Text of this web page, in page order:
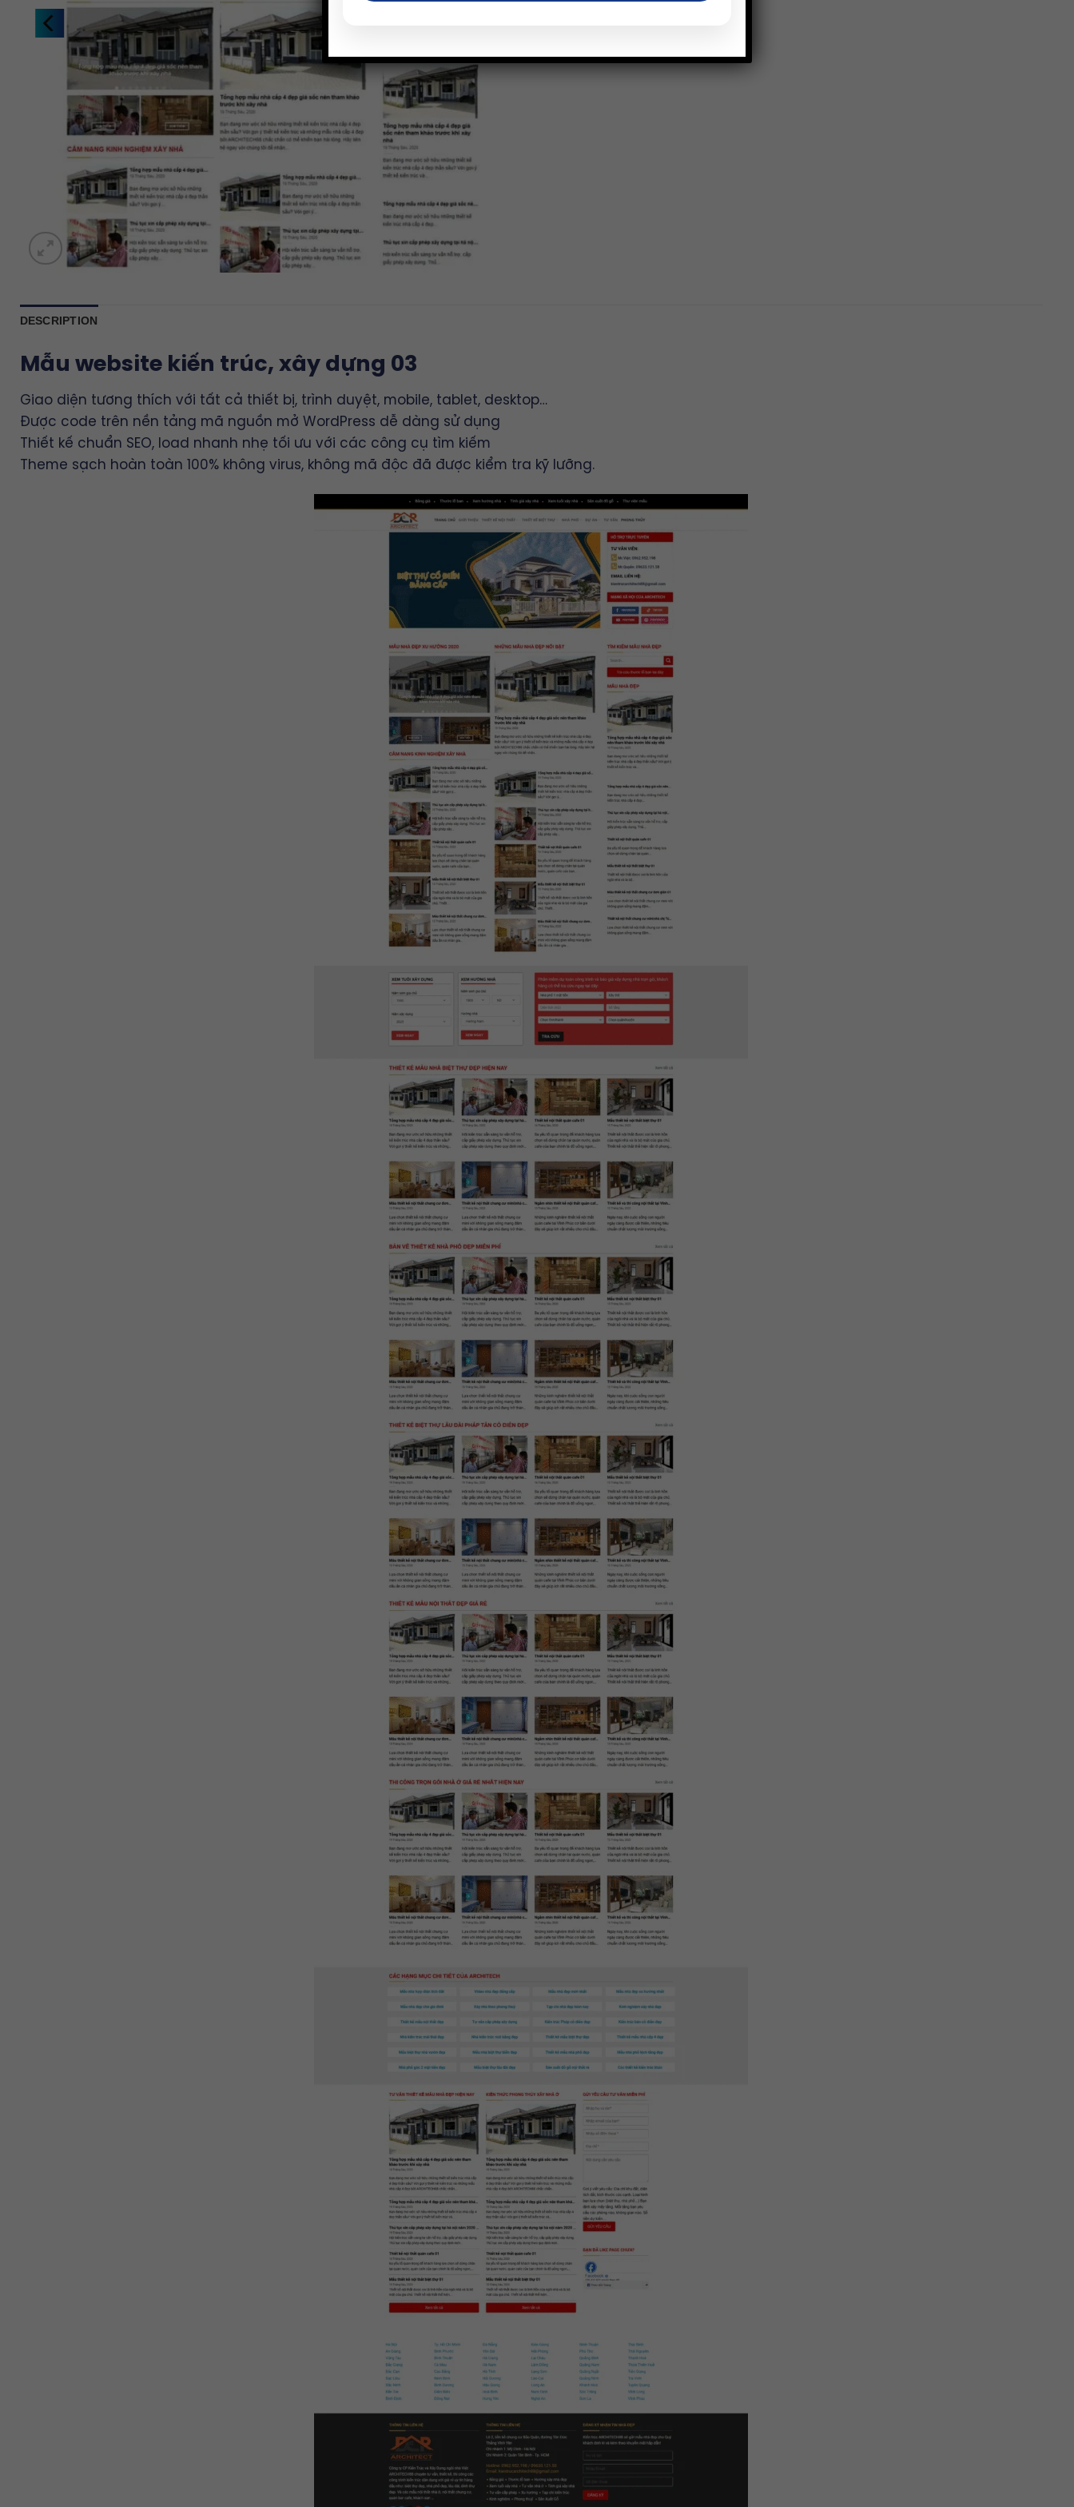
DESCRIPTION
Mẫu website kiến trúc, xây dựng 03
Giao diện tương thích với tất cả thiết bị, trình duyệt, mobile, tablet, desktop…
Được code trên nền tảng mã nguồn mở WordPress dễ dàng sử dụng
Thiết kế chuẩn SEO, load nhanh nhẹ tối ưu với các công cụ tìm kiếm
Theme sạch hoàn toàn 100% không virus, không mã độc đã được kiểm tra kỹ lưỡng.